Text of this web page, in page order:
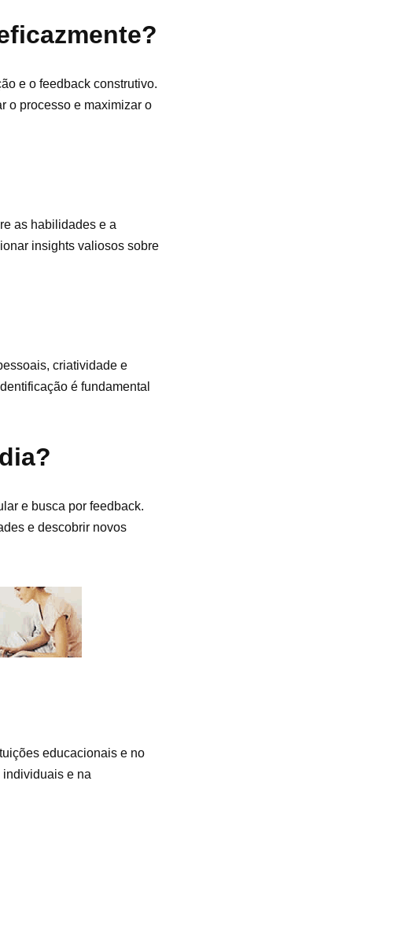
e o feedback construtivo.
o processo e maximizar o
as habilidades e a
insights valiosos sobre
criatividade e
é fundamental
e busca por feedback.
e descobrir novos
educacionais e no
e na